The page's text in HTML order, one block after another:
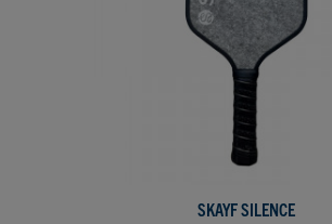
AJOUTER AU PANIER
SKAYF SILENCE